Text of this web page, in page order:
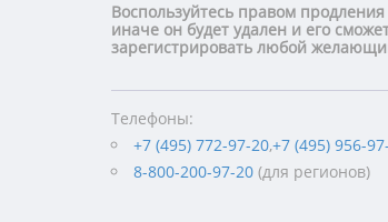
Воспользуйтесь правом
иначе он будет удален и его
зарегистрировать любой
Телефоны:
+7 (495) 772-97-20,+7 (495) 956-
8-800-200-97-20 (для регионов)